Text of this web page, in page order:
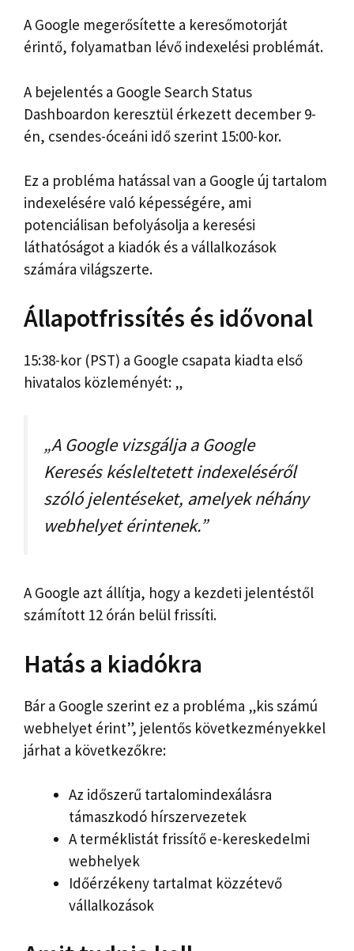
A Google megerősítette a keresőmotorját
érintő, folyamatban lévő indexelési problémát.
A bejelentés a Google Search Status
Dashboardon keresztül érkezett december 9-
én, csendes-óceáni idő szerint 15:00-kor.
Ez a probléma hatással van a Google új tartalom
indexelésére való képességére, ami
potenciálisan befolyásolja a keresési
láthatóságot a kiadók és a vállalkozások
számára világszerte.
Állapotfrissítés és idővonal
15:38-kor (PST) a Google csapata kiadta első
hivatalos közleményét: „
„A Google vizsgálja a Google
Keresés késleltetett indexeléséről
szóló jelentéseket, amelyek néhány
webhelyet érintenek.”
A Google azt állítja, hogy a kezdeti jelentéstől
számított 12 órán belül frissíti.
Hatás a kiadókra
Bár a Google szerint ez a probléma „kis számú
webhelyet érint”, jelentős következményekkel
járhat a következőkre:
Az időszerű tartalomindexálásra
támaszkodó hírszervezetek
A terméklistát frissítő e-kereskedelmi
webhelyek
Időérzékeny tartalmat közzétevő
vállalkozások